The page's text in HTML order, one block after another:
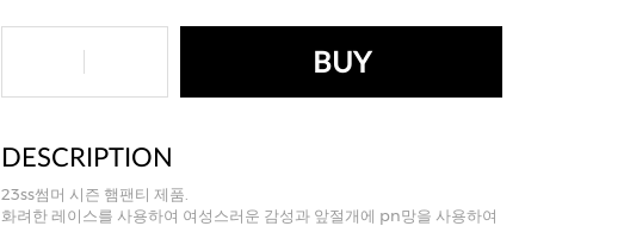
BUY
DESCRIPTION
23ss썸머 시즌 햄팬티 제품.
화려한 레이스를 사용하여 여성스러운 감성과 앞절개에 pn망을 사용하여